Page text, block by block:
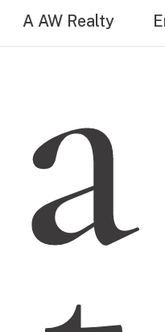
A AW Realty